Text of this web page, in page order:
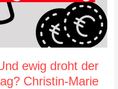
ewig droht der
Christin-Marie